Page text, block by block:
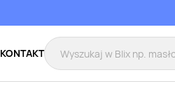
KONTAKT